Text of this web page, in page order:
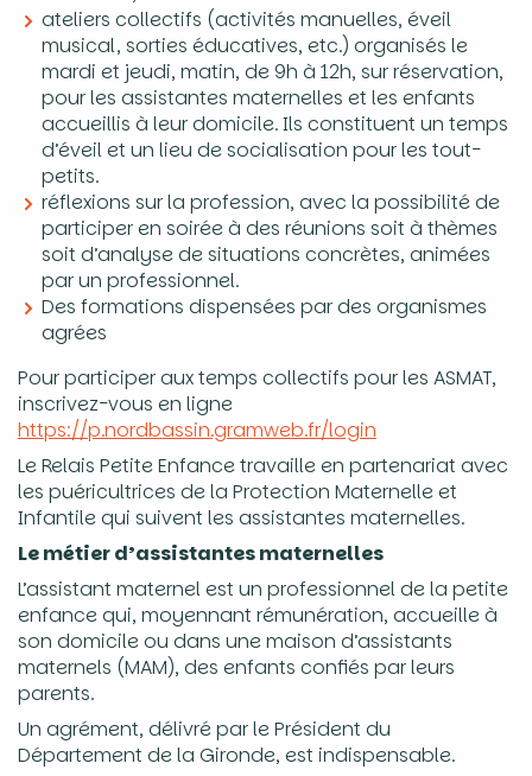
ateliers collectifs (activités manuelles, éveil
musical, sorties éducatives, etc.) organisés le
mardi et jeudi, matin, de 9h à 12h, sur réservation,
pour les assistantes maternelles et les enfants
accueillis à leur domicile. Ils constituent un temps
d’éveil et un lieu de socialisation pour les tout-
petits.
réflexions sur la profession, avec la possibilité de
participer en soirée à des réunions soit à thèmes
soit d’analyse de situations concrètes, animées
par un professionnel.
Des formations dispensées par des organismes
agrées
Pour participer aux temps collectifs pour les ASMAT,
inscrivez-vous en ligne
https://p.nordbassin.gramweb.fr/login
Le Relais Petite Enfance travaille en partenariat avec
les puéricultrices de la Protection Maternelle et
Infantile qui suivent les assistantes maternelles.
Le métier d’assistantes maternelles
L’assistant maternel est un professionnel de la petite
enfance qui, moyennant rémunération, accueille à
son domicile ou dans une maison d’assistants
maternels (MAM), des enfants confiés par leurs
parents.
Un agrément, délivré par le Président du
Département de la Gironde, est indispensable.